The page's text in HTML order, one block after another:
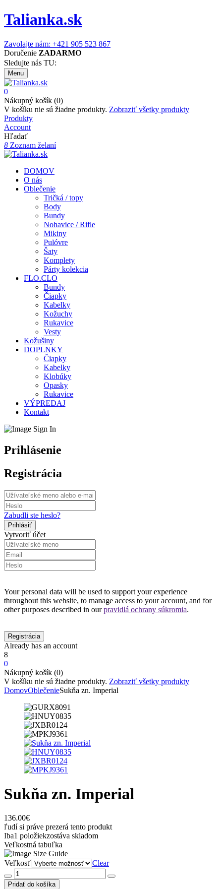
Talianka.sk
Zavolajte nám: +421 905 523 867
Doručenie ZADARMO
Sledujte nás TU:
Menu
0
Nákupný košík (0)
V košíku nie sú žiadne produkty. Zobraziť všetky produkty
Produkty
Account
Hľadať
8 Zoznam želaní
DOMOV
O nás
Oblečenie
Tričká / topy
Body
Bundy
Nohavice / Rifle
Mikiny
Pulóvre
Šaty
Komplety
Párty kolekcia
FLO.CLO
Bundy
Čiapky
Kabelky
Kožuchy
Rukavice
Vesty
Kožušiny
DOPLNKY
Čiapky
Kabelky
Klobúky
Opasky
Rukavice
VÝPREDAJ
Kontakt
Prihlásenie
Registrácia
Zabudli ste heslo?
Vytvoriť účet
Your personal data will be used to support your experience
throughout this website, to manage access to your account, and for
other purposes described in ourpravidlá ochrany súkromia.
Already has an account
8
0
Nákupný košík (0)
V košíku nie sú žiadne produkty. Zobraziť všetky produkty
DomovOblečenieSukňa zn. Imperial
Sukňa zn. Imperial
136.00€
ľudí si práve prezerá tento produkt
Iba1 položiekzostáva skladom
Veľkostná tabuľka
Veľkosť
Clear
množstvo
Sukňa
Pridať do košíka